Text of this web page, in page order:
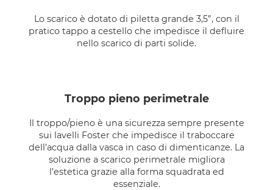
Lo scarico è dotato di piletta grande 3,5”, con il
pratico tappo a cestello che impedisce il defluire
nello scarico di parti solide.
troppo pieno perimetrale
Il troppo/pieno è una sicurezza sempre presente
sui lavelli Foster che impedisce il traboccare
dell’acqua dalla vasca in caso di dimenticanze. La
soluzione a scarico perimetrale migliora
l’estetica grazie alla forma squadrata ed
essenziale.